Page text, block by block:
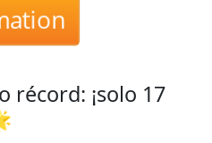
récord: ¡solo 17